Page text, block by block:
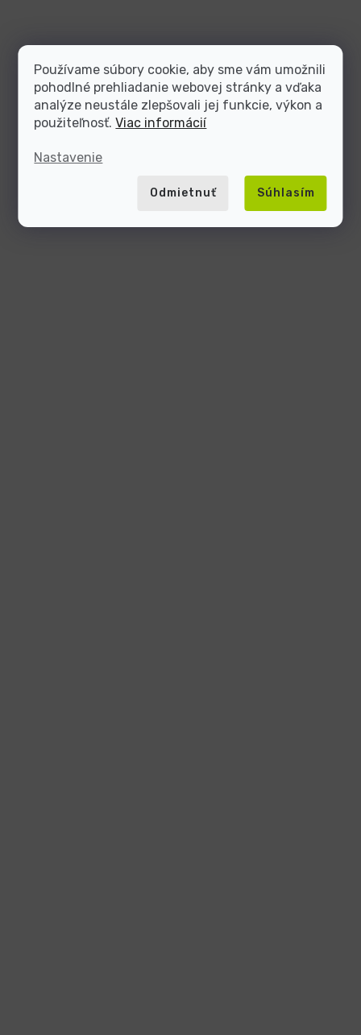
Používame súbory cookie, aby sme vám umožnili
pohodlné prehliadanie webovej stránky a vďaka
analýze neustále zlepšovali jej funkcie, výkon a
použiteľnosť.Viac informácií
Nastavenie
Odmietnuť Súhlasím